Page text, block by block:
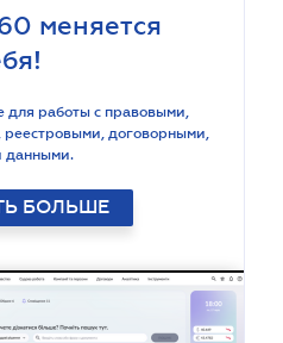
меняется
для работы с правовыми,
реестровыми, договорными,
данными.
БОЛЬШЕ